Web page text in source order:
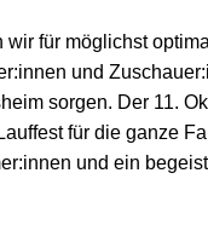
für möglichst
und
sorgen. Der 11.
für die ganze
und ein